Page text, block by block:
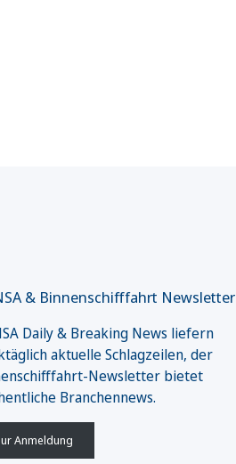
& Binnenschifffahrt Newsletter
Daily & Breaking News liefern
aktuelle Schlagzeilen, der
Newsletter bietet
Branchennews.
Anmeldung